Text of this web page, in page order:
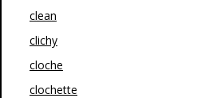
clean
clichy
cloche
clochette